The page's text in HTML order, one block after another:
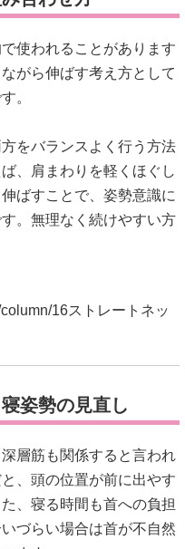
姿勢の見直し
層筋も関係すると言われ
、頭の位置が前に出やす
、寝る時間も首への負担
づらい場合は首が不自然
ます。
すきっかけになることも
16ストレートネッ
く場合や、しびれ・強い
認も考えられると言われ
より、専門家へ相談する